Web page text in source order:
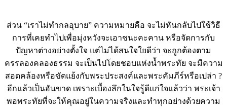
ส่วน “เราไม่ทำกลอุบาย” ความหมายคือ จะไม่หันกลับไปใช้วิธี
การที่เคยทำไปเพื่อมุ่งหวังจะเอาชนะคะคาน หรือจัดการกับ
ปัญหาต่างอย่างตั้งใจ แต่ไม่ได้สนใจใยดีว่า จะถูกต้องตาม
ครรลองคลองธรรม จะเป็นไปโดยชอบแห่งน้ำพระทัย จะมีความ
สอดคล้องหรือขัดแย้งกับพระประสงค์และพระคัมภีร์หรือเปล่า ?
อีกแล้วเป็นอันขาด เพราะเบื้องลึกในใจรู้ดีแก่ใจแล้วว่า พระเจ้า
พอพระทัยที่จะให้คุณอยู่ในความจริงและทำทุกอย่างด้วยความ